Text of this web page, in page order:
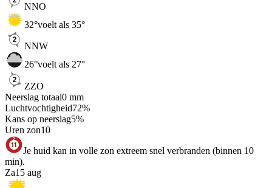
NNO
32°voelt als 35°
NNW
26°voelt als 27°
ZZO
Neerslag totaal0 mm
Luchtvochtigheid72%
Kans op neerslag5%
Uren zon10
Je huid kan in volle zon extreem snel verbranden (binnen 10
min).
Za15 aug